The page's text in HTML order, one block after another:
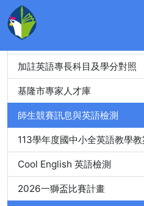
教師精進進修
教師英語檢測
加註英語專長科目及學分對照
基隆市專家人才庫
師生競賽訊息與英語檢測
113學年度國中小全英語教學
Cool English 英語檢測
2026一獅盃比賽計畫